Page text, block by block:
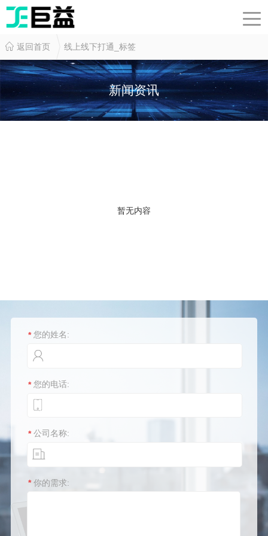
返回首页 线上线下打通_标签
新闻资讯
暂无内容
* 您的姓名:
* 您的电话:
* 公司名称:
* 你的需求: